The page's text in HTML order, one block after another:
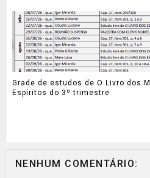
Grade de estudos de O Livro dos
Espíritos do 3º trimestre
NENHUM COMENTÁRIO: